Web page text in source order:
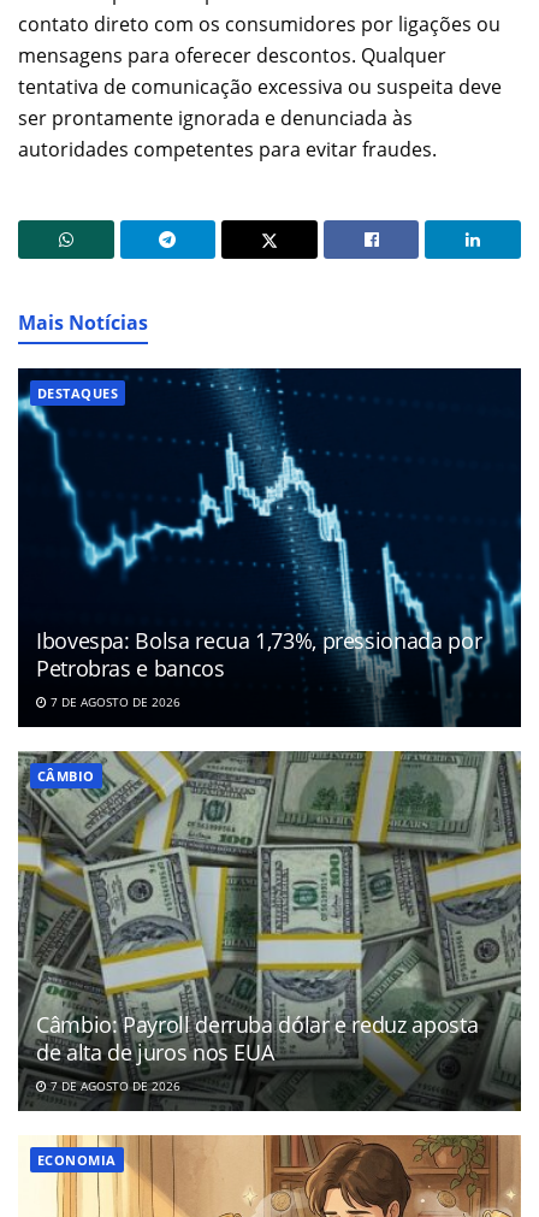
contato direto com os consumidores por ligações ou
mensagens para oferecer descontos. Qualquer
tentativa de comunicação excessiva ou suspeita deve
ser prontamente ignorada e denunciada às
autoridades competentes para evitar fraudes.
Mais Notícias
DESTAQUES
Ibovespa: Bolsa recua 1,73%, pressionada por
Petrobras e bancos
7 DE AGOSTO DE 2026
CÂMBIO
Câmbio: Payroll derruba dólar e reduz aposta
de alta de juros nos EUA
7 DE AGOSTO DE 2026
ECONOMIA